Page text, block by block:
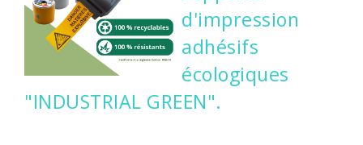
d'impression
adhésifs
écologiques
"INDUSTRIAL GREEN".